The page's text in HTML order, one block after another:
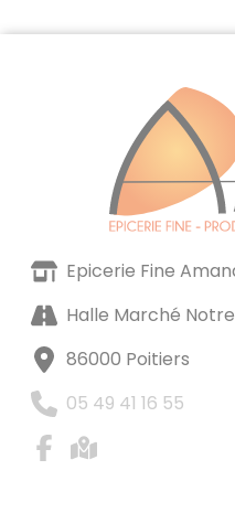
Epicerie Fine
Halle Marché
86000 Poitiers
05 49 41 16 55